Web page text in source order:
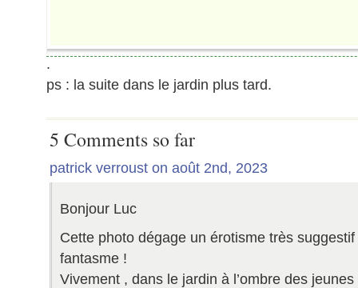
.
ps : la suite dans le jardin plus tard.
5 Comments so far
patrick verroust on août 2nd, 2023
Bonjour Luc
Cette photo dégage un érotisme très
fantasme !
Vivement , dans le jardin à l’ombre des